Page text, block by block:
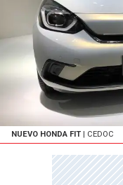
NUEVO HONDA FIT | CEDOC